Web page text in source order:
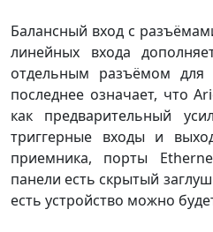
Балансный вход с
линейных входа
отдельным разъёмом для
последнее означает, что
как предварительный
триггерные входы и
приемника, порты
панели есть скрытый
есть устройство можно